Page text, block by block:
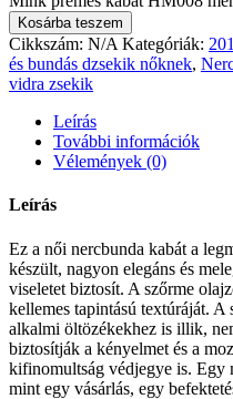
Kosárba teszem
Cikkszám: N/A Kategóriák:
és bundás dzsekik nőknek,
vidra zsekik
Leírás
További információk
Vélemények (0)
Leírás
Ez a női nercbunda kabát a
készült, nagyon elegáns és
viseletet biztosít. A szőrme
kellemes tapintású textúráját.
alkalmi öltözékekhez is illik,
biztosítják a kényelmet és a
kifinomultság védjegye is. Egy
mint egy vásárlás, egy